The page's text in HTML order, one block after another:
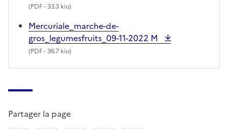
(PDF- 33.3 kio)
Mercuriale_marche-de-
gros_legumesfruits_09-11-2022 M
(PDF- 36.7 kio)
Partager la page